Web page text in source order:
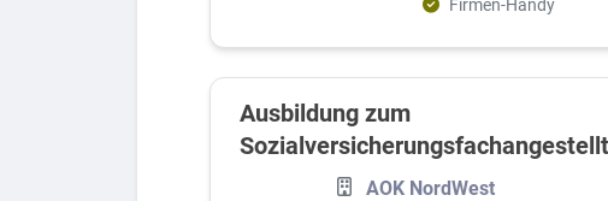
Firmen-Handy
Ausbildung zum
AOK NordWest